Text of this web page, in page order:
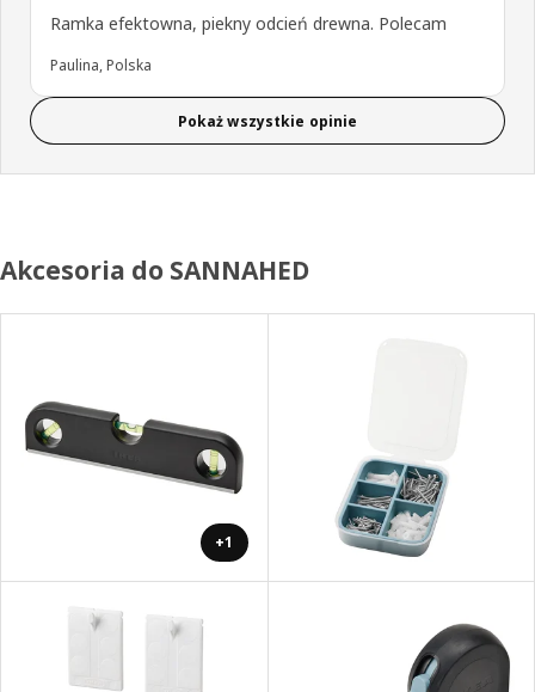
Ramka efektowna, piekny odcień drewna. Polecam
Paulina, Polska
Pokaż wszystkie opinie
Akcesoria do SANNAHED
+1